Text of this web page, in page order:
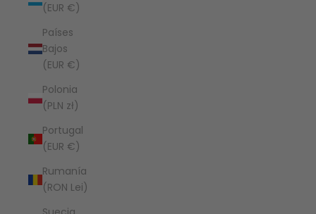
(EUR €)
Países
Bajos
(EUR €)
Polonia
(PLN zł)
Portugal
(EUR €)
Rumanía
(RON Lei)